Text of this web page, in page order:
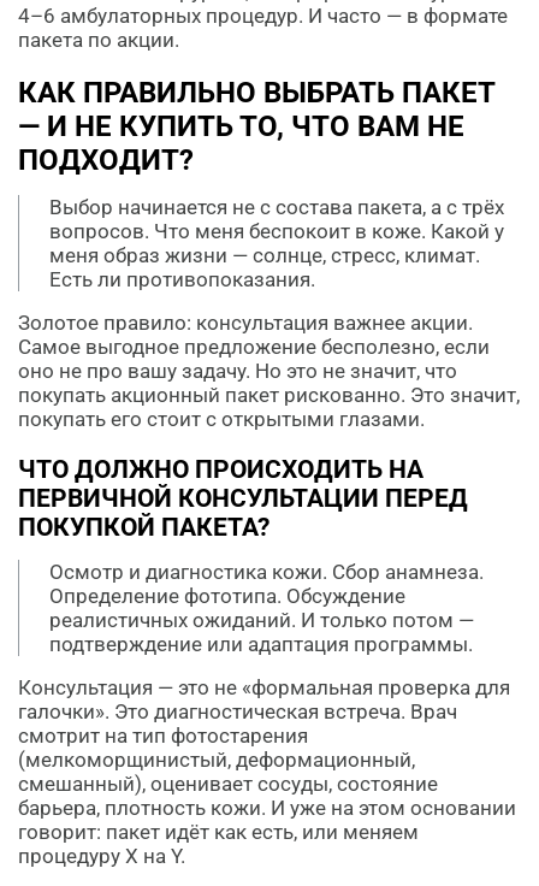
4–6 амбулаторных процедур. И часто — в формате
пакета по акции.
КАК ПРАВИЛЬНО ВЫБРАТЬ ПАКЕТ
— И НЕ КУПИТЬ ТО, ЧТО ВАМ НЕ
ПОДХОДИТ?
Выбор начинается не с состава пакета, а с трёх
вопросов. Что меня беспокоит в коже. Какой у
меня образ жизни — солнце, стресс, климат.
Есть ли противопоказания.
Золотое правило: консультация важнее акции.
Самое выгодное предложение бесполезно, если
оно не про вашу задачу. Но это не значит, что
покупать акционный пакет рискованно. Это значит,
покупать его стоит с открытыми глазами.
ЧТО ДОЛЖНО ПРОИСХОДИТЬ НА
ПЕРВИЧНОЙ КОНСУЛЬТАЦИИ ПЕРЕД
ПОКУПКОЙ ПАКЕТА?
Осмотр и диагностика кожи. Сбор анамнеза.
Определение фототипа. Обсуждение
реалистичных ожиданий. И только потом —
подтверждение или адаптация программы.
Консультация — это не «формальная проверка для
галочки». Это диагностическая встреча. Врач
смотрит на тип фотостарения
(мелкоморщинистый, деформационный,
смешанный), оценивает сосуды, состояние
барьера, плотность кожи. И уже на этом основании
говорит: пакет идёт как есть, или меняем
процедуру X на Y.